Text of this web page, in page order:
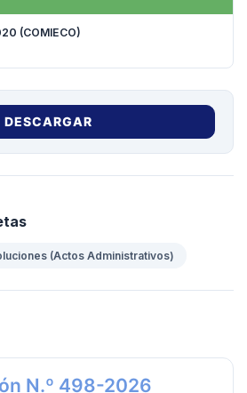
(COMIECO)
DESCARGAR
(Actos Administrativos)
N.º 498-2026